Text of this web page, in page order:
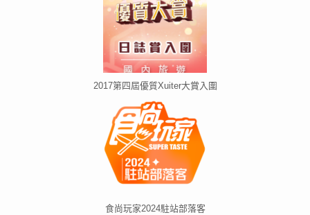
2017第四屆優質Xuiter大賞入圍
食尚玩家2024駐站部落客